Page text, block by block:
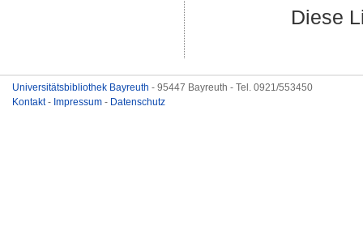
Diese
Universitätsbibliothek Bayreuth - 95447 Bayreuth - Tel. 0921/553450
Kontakt- Impressum - Datenschutz